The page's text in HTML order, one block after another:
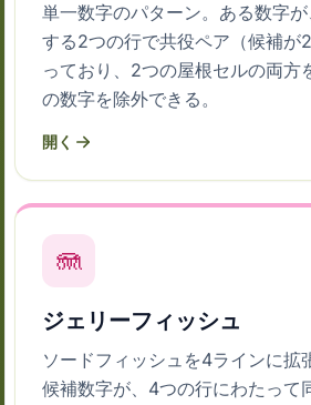
単一数字のパターン。ある数字
する2つの行で共役ペア（候補が
っており、2つの屋根セルの両方
の数字を除外できる。
開く
🪼
ジェリーフィッシュ
ソードフィッシュを4ラインに拡
候補数字が、4つの行にわたって